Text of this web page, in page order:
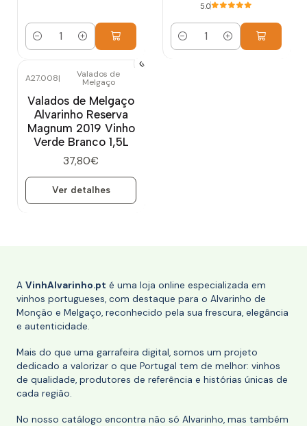
Quantidade
5.0
Quantidade
Esgotado
A27.008| Valados de
Melgaço
Valados de Melgaço
Alvarinho Reserva
Magnum 2019 Vinho
Verde Branco 1,5L
37,80€
Ver detalhes
A VinhAlvarinho.pt é uma loja online especializada em
vinhos portugueses, com destaque para o Alvarinho de
Monção e Melgaço, reconhecido pela sua frescura, elegância
e autenticidade.
Mais do que uma garrafeira digital, somos um projeto
dedicado a valorizar o que Portugal tem de melhor: vinhos
de qualidade, produtores de referência e histórias únicas de
cada região.
No nosso catálogo encontra não só Alvarinho, mas também